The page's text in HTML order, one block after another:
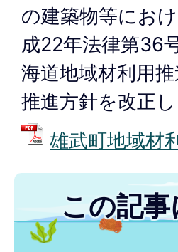
の建築物等にお
成22年法律第36
海道地域材利用
推進方針を改正
雄武町地域材
この記